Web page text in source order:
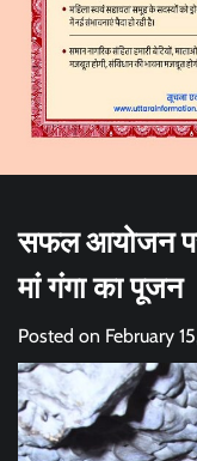
सफल आयोजन
मां गंगा का पूजन
Posted on February